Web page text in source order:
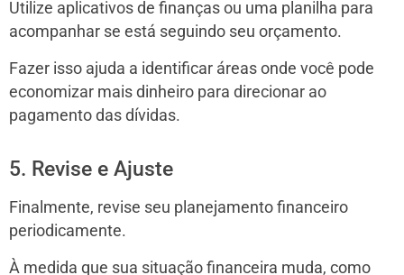
Utilize aplicativos de finanças ou uma planilha para
acompanhar se está seguindo seu orçamento.
Fazer isso ajuda a identificar áreas onde você pode
economizar mais dinheiro para direcionar ao
pagamento das dívidas.
5. Revise e Ajuste
Finalmente, revise seu planejamento financeiro
periodicamente.
À medida que sua situação financeira muda, como